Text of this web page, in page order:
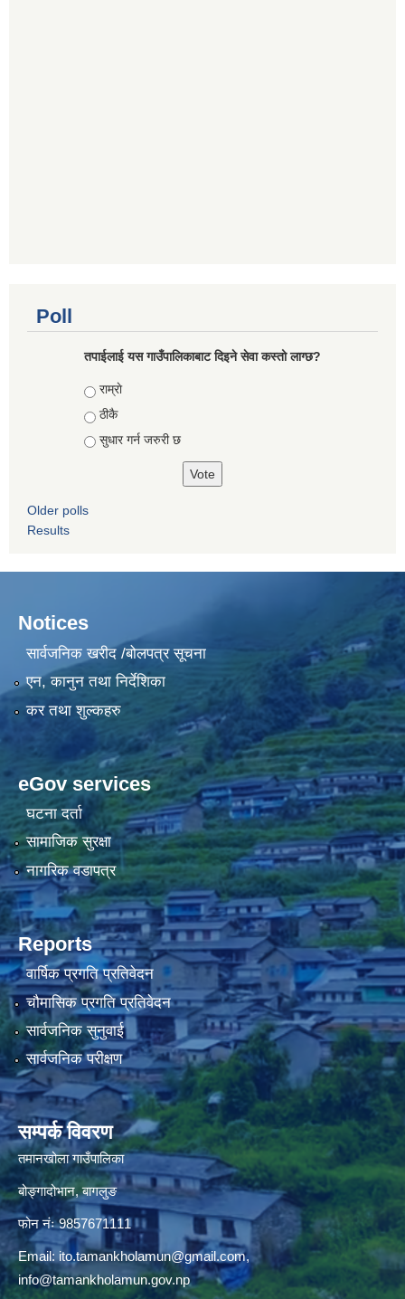
Poll
तपाईलाई यस गाउँपालिकाबाट दिइने सेवा कस्तो लाग्छ?
Choices
राम्राे
ठीकै
सुधार गर्न जरुरी छ
Older polls
Results
Notices
सार्वजनिक खरीद /बोलपत्र सूचना
एन, कानुन तथा निर्देशिका
कर तथा शुल्कहरु
eGov services
घटना दर्ता
सामाजिक सुरक्षा
नागरिक वडापत्र
Reports
वार्षिक प्रगति प्रतिवेदन
चौमासिक प्रगति प्रतिवेदन
सार्वजनिक सुनुवाई
सार्वजनिक परीक्षण
सम्पर्क विवरण
तमानखोला गाउँपालिका
बोङ्गादोभान, बागलुङ
फोन नंः 9857671111
Email: ito.tamankholamun@gmail.com,
info@tamankholamun.gov.np